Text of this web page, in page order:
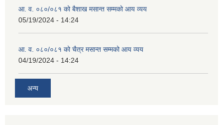
आ. व. ०८०/०८१ को बैशाख मसान्त सम्मको आय व्यय
05/19/2024 - 14:24
आ. व. ०८०/०८१ को चैत्र मसान्त सम्मको आय व्यय
04/19/2024 - 14:24
अन्य